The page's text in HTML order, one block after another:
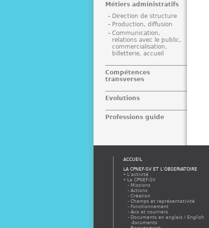
Métiers administratifs
Direction de structure
Production, diffusion
Communication,
relations avec le public,
commercialisation,
billetterie, accueil
Compétences
transverses
Evolutions
Professions guide
ACCUEIL
LA CPNEF-SV ET L’OBSERVATOIRE
L’activité
La CPNEF-SV
Missions
Actions
Création
Champs et représentativité
Fonctionnement
Avis et courriers
Documents en anglais / English
documents